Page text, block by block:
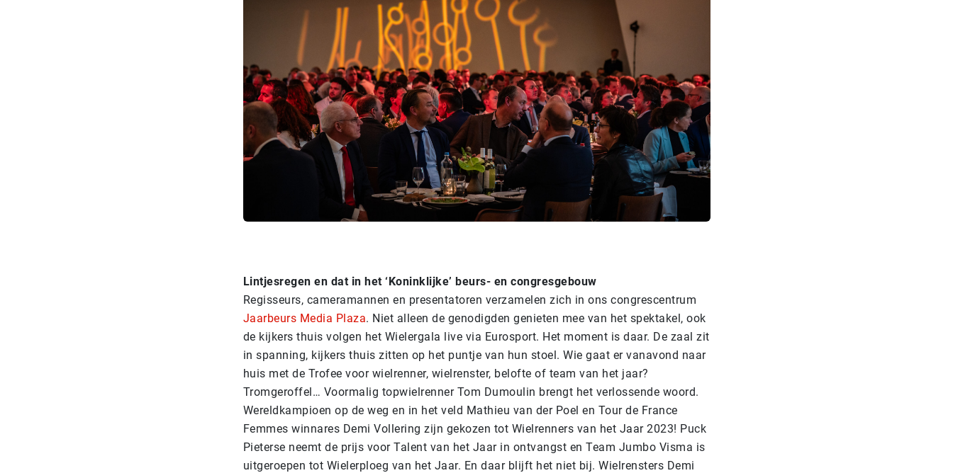
Lintjesregen en dat in het ‘Koninklijke’ beurs- en congresgebouw
Regisseurs, cameramannen en presentatoren verzamelen zich in ons congrescentrum
Jaarbeurs Media Plaza. Niet alleen de genodigden genieten mee van het spektakel, ook
de kijkers thuis volgen het Wielergala live via Eurosport. Het moment is daar. De zaal zit
in spanning, kijkers thuis zitten op het puntje van hun stoel. Wie gaat er vanavond naar
huis met de Trofee voor wielrenner, wielrenster, belofte of team van het jaar?
Tromgeroffel… Voormalig topwielrenner Tom Dumoulin brengt het verlossende woord.
Wereldkampioen op de weg en in het veld Mathieu van der Poel en Tour de France
Femmes winnares Demi Vollering zijn gekozen tot Wielrenners van het Jaar 2023! Puck
Pieterse neemt de prijs voor Talent van het Jaar in ontvangst en Team Jumbo Visma is
uitgeroepen tot Wielerploeg van het Jaar. En daar blijft het niet bij. Wielrensters Demi